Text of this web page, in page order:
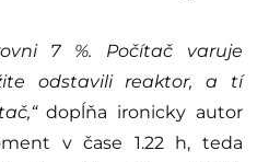
7 %. Počítač varuje
odstavili reaktor, a tí
dopĺňa ironicky autor
v čase 1.22 h, teda